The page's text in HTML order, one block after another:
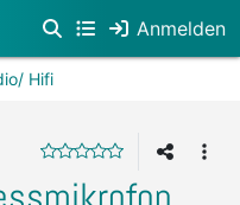
Anmelden
Hifi